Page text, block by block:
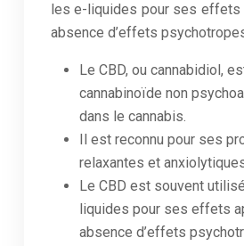
les e-liquides pour ses effets
absence d’effets
Le CBD, ou cannabidiol,
cannabinoïde non
dans le cannabis.
Il est reconnu pour ses
relaxantes et
Le CBD est souvent
liquides pour ses effets
absence d’effets